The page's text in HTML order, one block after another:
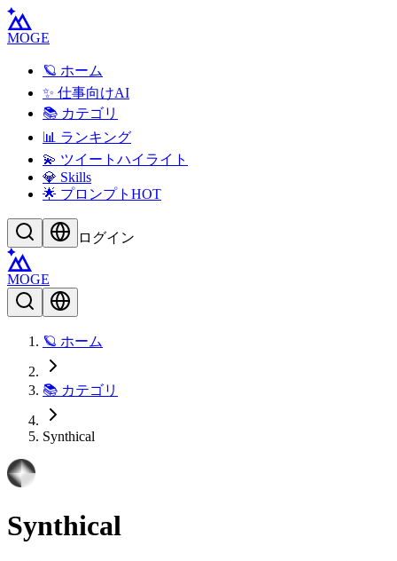
MOGE
🪐 ホーム
✨ 仕事向けAI
📚 カテゴリ
📊 ランキング
💫 ツイートハイライト
💎 Skills
🌟 プロンプト HOT
ログイン
MOGE
🪐 ホーム
📚 カテゴリ
Synthical
Synthical